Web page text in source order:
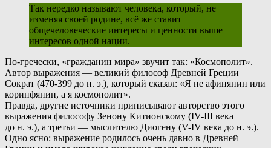
Так нередко называют человека, который, не
изменяя своей родине, всё же ставит
общечеловеческие интересы и ценности выше
интересов одной нации.
По-гречески, «гражданин мира» звучит так: «Космополит».
Автор выражения — великий философ Древней Греции
Сократ (470-399 до н. э.), который сказал: «Я не афинянин или
коринфянин, а я космополит».
Правда, другие источники приписывают авторство этого
выражения философу Зенону Китионскому (IV-III века
до н. э.), а третьи — мыслителю Диогену (V-IV века до н. э.).
Одно ясно: выражение родилось очень давно в Древней